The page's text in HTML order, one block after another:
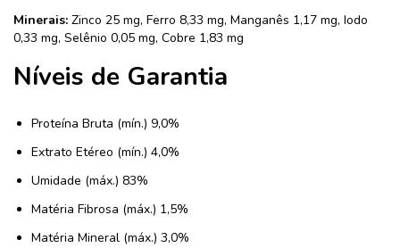
Minerais: Zinco 25 mg, Ferro 8,33 mg, Manganês 1,17 mg, Iodo
0,33 mg, Selênio 0,05 mg, Cobre 1,83 mg
Níveis de Garantia
Proteína Bruta (mín.) 9,0%
Extrato Etéreo (mín.) 4,0%
Umidade (máx.) 83%
Matéria Fibrosa (máx.) 1,5%
Matéria Mineral (máx.) 3,0%